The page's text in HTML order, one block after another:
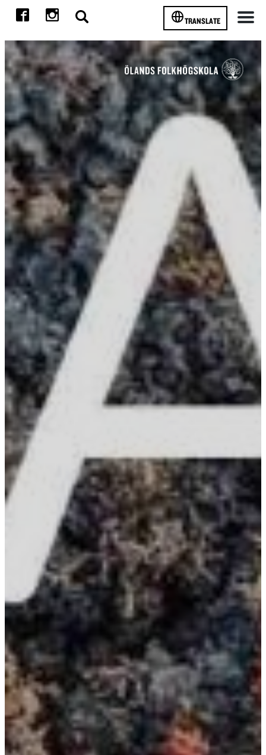
TRANSLATE